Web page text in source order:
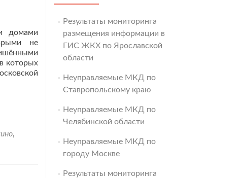
домами
не
которых
,
Результаты мониторинга
размещения информации в
ГИС ЖКХ по Ярославской
области
Неуправляемые МКД по
Ставропольскому краю
Неуправляемые МКД по
Челябинской области
Неуправляемые МКД по
городу Москве
Результаты мониторинга